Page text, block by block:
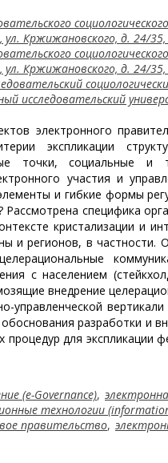
ул. Кржижановского, д. 24/
ул. Кржижановского, д. 24/
исследовательский
электронного
экспликации
точки, социальные и
участия и
и гибкие формы
специфика
кристализации и
и регионов, в частности.
с населением
внедрение
управленческой
разработки и
для экспликации
(e-Governаnce),
технологии
правительство,